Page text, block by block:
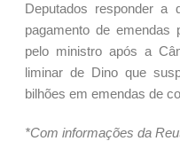
Deputados responder a
pagamento de emendas
pelo ministro após a
liminar de Dino que
bilhões em emendas de
*Com informações da